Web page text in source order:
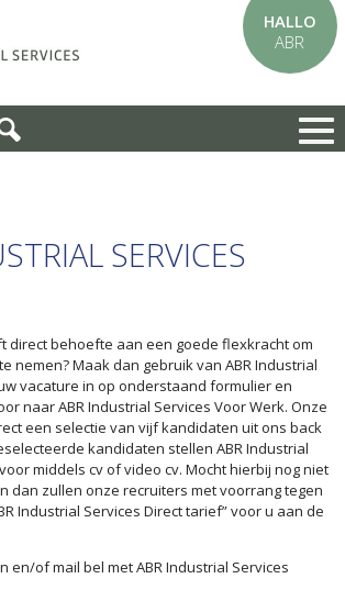
HALLO
ABR
SERVICES
direct behoefte aan een goede flexkracht om
nemen? Maak dan gebruik van ABR Industrial
vacature in op onderstaand formulier en
naar ABR Industrial Services Voor Werk. Onze
een selectie van vijf kandidaten uit ons back
kandidaten stellen ABR Industrial
middels cv of video cv. Mocht hierbij nog niet
dan zullen onze recruiters met voorrang tegen
Industrial Services Direct tarief” voor u aan de
en/of mail bel met ABR Industrial Services